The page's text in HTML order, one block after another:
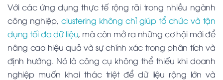
Với các ứng dụng thực tế rộng rãi trong nhiều ngành
công nghiệp, clustering không chỉ giúp tổ chức và tận
dụng tối đa dữ liệu, mà còn mở ra những cơ hội mới để
nâng cao hiệu quả và sự chính xác trong phân tích và
định hướng. Nó là công cụ không thể thiếu khi doanh
nghiệp muốn khai thác triệt để dữ liệu rộng lớn và